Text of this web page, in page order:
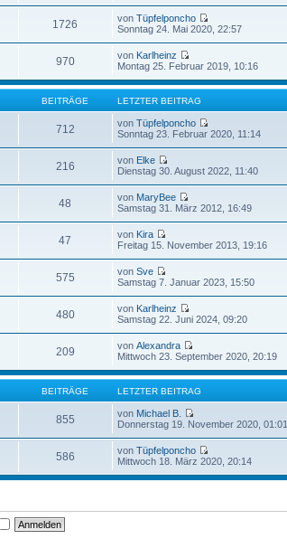
1726 vonTüpfelponcho
Sonntag 24. Mai 2020, 22:57
970 von Karlheinz
Montag 25. Februar 2019, 10:16
BEITRÄGE LETZTER BEITRAG
712 vonTüpfelponcho
Sonntag 23. Februar 2020, 11:14
216 von Elke
Dienstag 30. August 2022, 11:40
48 von MaryBee
Samstag 31. März 2012, 16:49
47 von Kira
Freitag 15. November 2013, 19:16
575 vonSve
Samstag 7. Januar 2023, 15:50
480 von Karlheinz
Samstag 22. Juni 2024, 09:20
209 vonAlexandra
Mittwoch 23. September 2020, 20:19
BEITRÄGE LETZTER BEITRAG
855 von Michael B.
Donnerstag 19. November 2020, 01:01
586 vonTüpfelponcho
Mittwoch 18. März 2020, 20:14